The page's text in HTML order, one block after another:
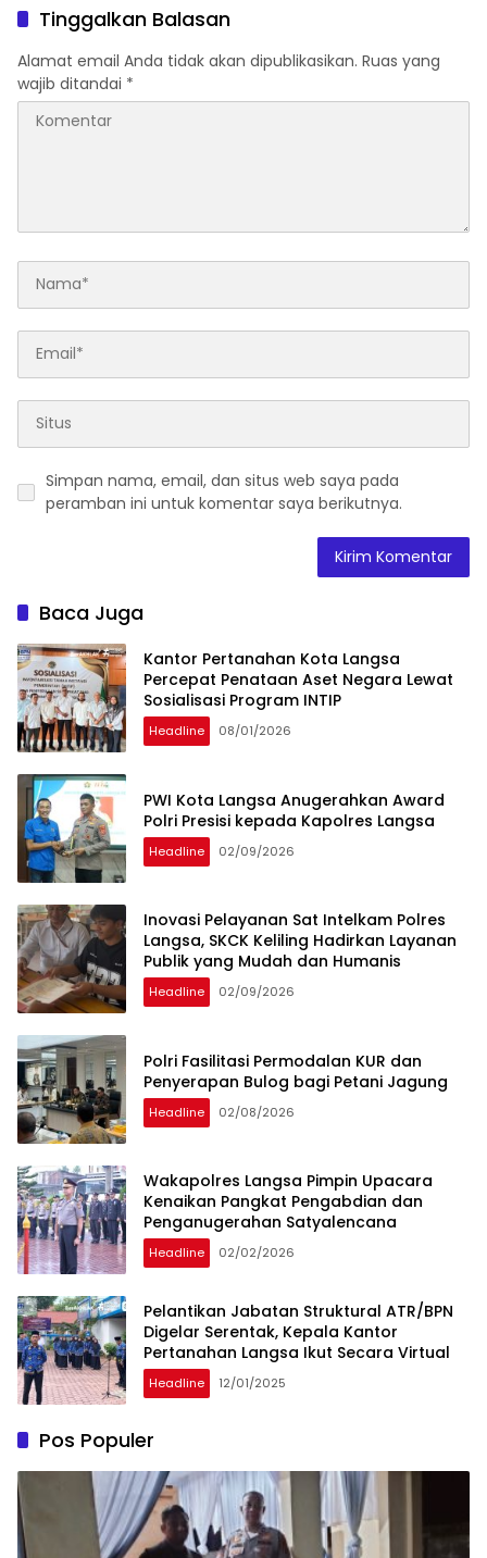
Tinggalkan Balasan
Alamat email Anda tidak akan dipublikasikan. Ruas yang
wajib ditandai *
Simpan nama, email, dan situs web saya pada
peramban ini untuk komentar saya berikutnya.
Baca Juga
Kantor Pertanahan Kota Langsa
Percepat Penataan Aset Negara Lewat
Sosialisasi Program INTIP
Headline 08/01/2026
PWI Kota Langsa Anugerahkan Award
Polri Presisi kepada Kapolres Langsa
Headline 02/09/2026
Inovasi Pelayanan Sat Intelkam Polres
Langsa, SKCK Keliling Hadirkan Layanan
Publik yang Mudah dan Humanis
Headline 02/09/2026
Polri Fasilitasi Permodalan KUR dan
Penyerapan Bulog bagi Petani Jagung
Headline 02/08/2026
Wakapolres Langsa Pimpin Upacara
Kenaikan Pangkat Pengabdian dan
Penganugerahan Satyalencana
Headline 02/02/2026
Pelantikan Jabatan Struktural ATR/BPN
Digelar Serentak, Kepala Kantor
Pertanahan Langsa Ikut Secara Virtual
Headline 12/01/2025
Pos Populer